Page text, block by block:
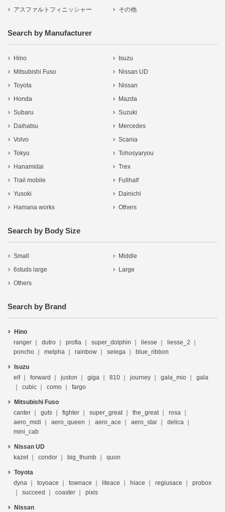
アスファルトフィニッシャー
その他
Search by Manufacturer
Hino
Isuzu
Mitsubishi Fuso
Nissan UD
Toyota
Nissan
Honda
Mazda
Subaru
Suzuki
Daihatsu
Mercedes
Volvo
Scania
Tokyu
Tohosyaryou
Hanamidai
Trex
Trail mobile
Fullhalf
Yusoki
Dainichi
Hamana works
Others
Search by Body Size
Small
Middle
6studs large
Large
Others
Search by Brand
Hino
ranger
dutro profia super_dolphin liesse
liesse_2
poncho
melpha rainbow selega blue_ribbon
Isuzu
elf
forward juston giga 810 journey gala_mio
gala
cubic
como fargo
Mitsubishi Fuso
canter
guts fighter super_great the_great
rosa
aero_midi
aero_queen aero_ace aero_star
delica
mini_cab
Nissan UD
kazet
condor big_thumb quon
Toyota
dyna
toyoace townace liteace hiace regiusace
probox
succeed
coaster pixis
Nissan